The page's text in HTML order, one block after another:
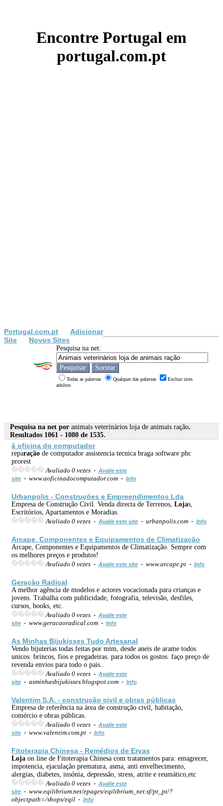
Encontre Portugal em
portugal.com.pt
Portugal.com.pt
Adicionar
Site
Novos Sites
Pesquisa na net:
Todas as palavras Qualquer das palavras
Excluir sites
adultos
Pesquisa na net por animais veterinários loja de animais ração.
Resultados 1061 - 1080 de 1535.
ã oficina do computador
reparação de computador assistencia tecnica braga software phc
prorest
Avaliado 0 vezes - Avalie este
site - www.aoficinadocomputador.com - Info
Urbanpolis - Construções e Empreendimentos Lda
Empresa de Construção Civil. Venda directa de Terrenos, Lojas,
Escritórios, Apartamentos e Moradias.
Avaliado 0 vezes - Avalie este site - urbanpolis.com - Info
Arcape, Componentes e Equipamentos de Climatização
Arcape, Componentes e Equipamentos de Climatização. Sempre com
os melhores preços e produtos!
Avaliado 0 vezes - Avalie este site - www.arcape.pt - Info
Geração Radical
A melhor agência de modelos e actores vocacionada para crianças e
jovens. Trabalha com publicidade, fotografia, televisão, desfiles,
cursos, books, etc.
Avaliado 0 vezes - Avalie este
site - www.geracaoradical.com - Info
As Minhas Bijukisses Tudo Artesanal
Vendo bijuterias todas feitas por mim, desde aneis de arame todos
unicos. brincos, fios e pregadeiras. para todos os gostos. faço preço de
revenda envios para todo o pais..
Avaliado 0 vezes - Avalie este
site - asminhasbijukisses.blogspot.com - Info
Valentim S.A. - construção civil e obras públicas
Empresa de referência na área de construção civil, habitação,
comércio e obras públicas.
Avaliado 0 vezes - Avalie este
site - www.valentim.com.pt - Info
Fitoterapia Chinesa - Remédios de Ervas
Loja on line de Fitoterapia Chinesa com tratamentos para: emagrecer,
impotencia, ejaculação prematura, asma, anti envelhecimento,
alergias, diabetes, insónia, depressão, stress, atrite e reumático,etc
Avaliado 0 vezes - Avalie este
site - www.eqilibrium.net/epages/eqilibrium_net.sf/pt_pt/?
objectpath=/shops/eqil - Info